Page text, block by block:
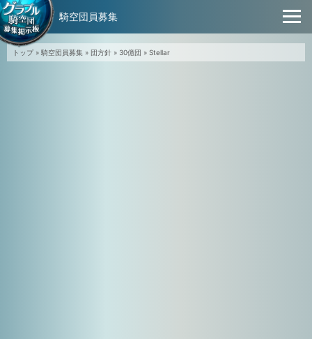
トップ» 騎空団員募集 » 団方針 » 30億団 » Stellar
騎空団員募集